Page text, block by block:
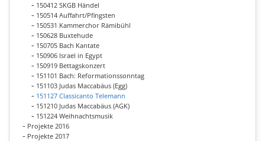
150412 SKGB Händel
150514 Auffahrt/Pfingsten
150531 Kammerchor Rämibühl
150628 Buxtehude
150705 Bach Kantate
150906 Israel in Egypt
150919 Bettagskonzert
151101 Bach: Reformationssonntag
151103 Judas Maccabäus (Egg)
151127 Classicanto Telemann
151210 Judas Maccabäus (AGK)
151224 Weihnachtsmusik
Projekte 2016
Projekte 2017